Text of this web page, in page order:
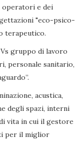
operatori e dei
"eco-psico-
terapeutico.
gruppo di lavoro
personale sanitario,
acustica,
degli spazi, interni
vita in cui il gestore
per il miglior